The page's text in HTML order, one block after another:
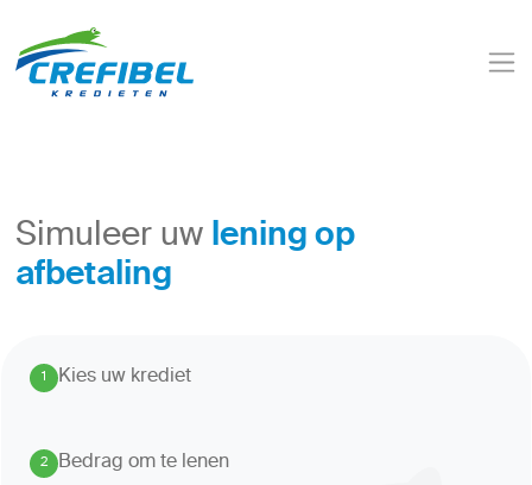
Simuleer uwlening op
afbetaling
1. Kies uw krediet
2
.
Bedrag om te lenen